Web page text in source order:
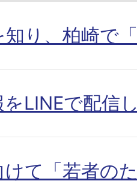
り、柏崎で
LINEで配信
けて「若者の